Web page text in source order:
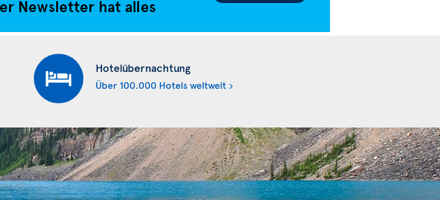
Hotelübernachtung
Über 100.000 Hotels weltweit